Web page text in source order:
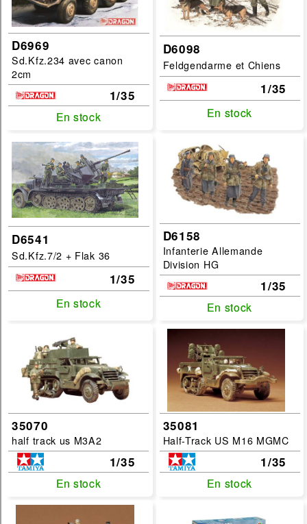
D6969
Sd.Kfz.234 avec canon
2cm
1/35
En stock
En stock
D6098
Feldgendarme et Chiens
1/35
En stock
En stock
D6541
Sd.Kfz.7/2 + Flak 36
1/35
En stock
En stock
D6158
Infanterie Allemande
Division HG
1/35
En stock
En stock
35070
half track us M3A2
1/35
En stock
En stock
35081
Half-Track US M16 MGMC
1/35
En stock
En stock